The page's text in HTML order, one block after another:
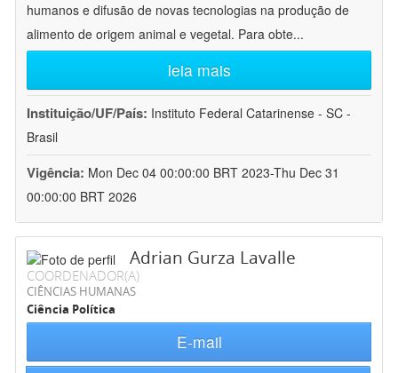
humanos e difusão de novas tecnologias na produção de
alimento de origem animal e vegetal. Para obte...
leia mais
Instituição/UF/País: Instituto Federal Catarinense - SC -
Brasil
Vigência: Mon Dec 04 00:00:00 BRT 2023-Thu Dec 31
00:00:00 BRT 2026
Adrian Gurza Lavalle
COORDENADOR(A)
CIÊNCIAS HUMANAS
Ciência Política
E-mail